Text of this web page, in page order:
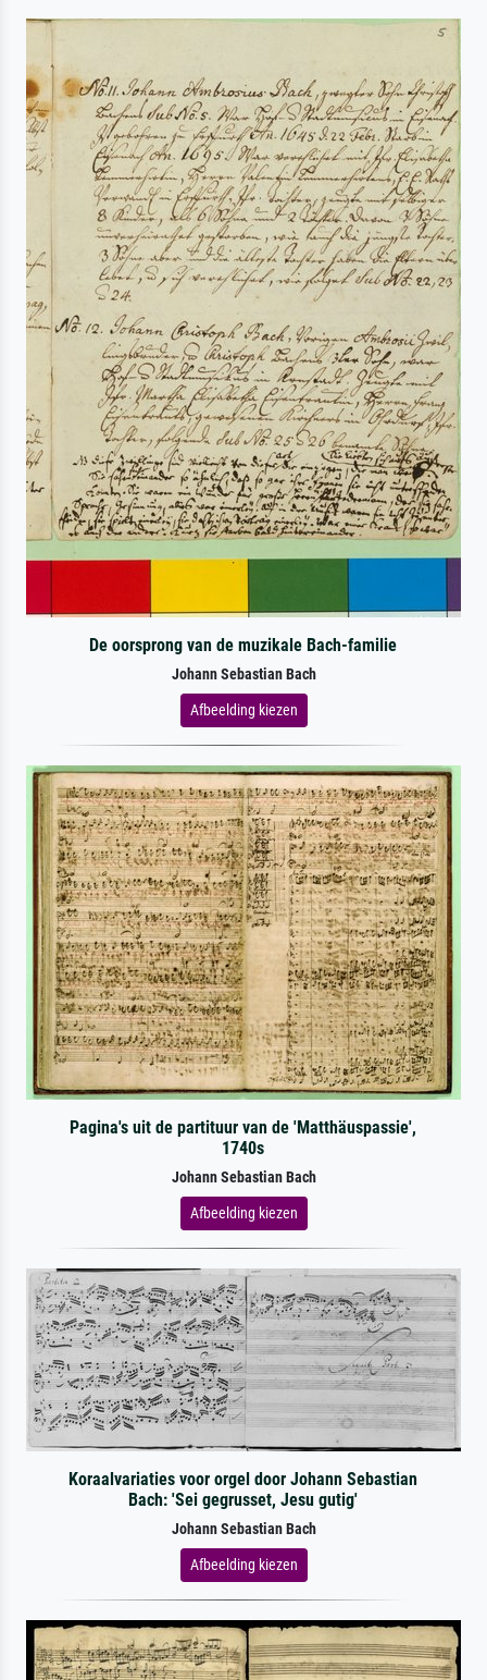
De oorsprong van de muzikale Bach-familie
Johann Sebastian Bach
Afbeelding kiezen
Pagina's uit de partituur van de 'Matthäuspassie',
1740s
Johann Sebastian Bach
Afbeelding kiezen
Koraalvariaties voor orgel door Johann Sebastian
Bach: 'Sei gegrusset, Jesu gutig'
Johann Sebastian Bach
Afbeelding kiezen